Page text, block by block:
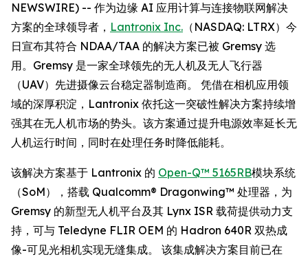
NEWSWIRE) -- 作为边缘 AI 应用计算与连接物联网解决
方案的全球领导者， Lantronix Inc. （NASDAQ: LTRX）今
日宣布其符合 NDAA/TAA 的解决方案已被 Gremsy 选
用。Gremsy 是一家全球领先的无人机及无人飞行器
（UAV）先进摄像云台稳定器制造商。 凭借在相机应用领
域的深厚积淀，Lantronix 依托这一突破性解决方案持续增
强其在无人机市场的势头。该方案通过提升电源效率延长无
人机运行时间，同时在处理任务时降低能耗。
该解决方案基于 Lantronix 的 Open-Q™ 5165RB模块系统
（SoM），搭载 Qualcomm® Dragonwing™ 处理器，为
Gremsy 的新型无人机平台及其 Lynx ISR 载荷提供动力支
持，可与 Teledyne FLIR OEM 的 Hadron 640R 双热成
像-可见光相机实现无缝集成。 该集成解决方案目前已在